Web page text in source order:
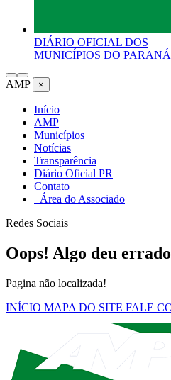
DIÁRIO OFICIAL DOS
MUNICÍPIOS DO PARANÁ
AMP ×
Início
AMP
Municípios
Notícias
Transparência
Diário Oficial PR
Contato
Área do Associado
Redes Sociais
Oops! Algo deu
Pagina não localizada!
INÍCIO MAPA DO SITE FALE